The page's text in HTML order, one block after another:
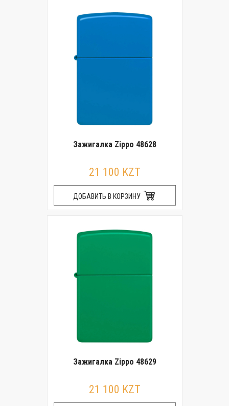
Зажигалка Zippo 48628
21 100 KZT
ДОБАВИТЬ В КОРЗИНУ
Зажигалка Zippo 48629
21 100 KZT